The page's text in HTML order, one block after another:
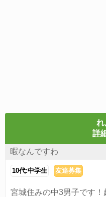
れ
詳
暇なんですわ
10代:中学生 友達募集
宮城住みの中3男子です！